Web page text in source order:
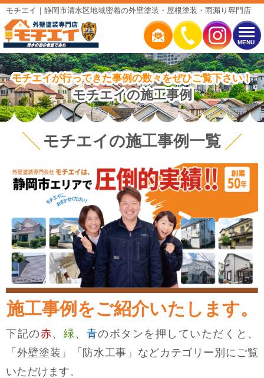
MENU
モチエイ｜静岡市清水区地域密着の外壁塗装・屋根塗装・雨漏り専門店
モチエイが行ってきた事例の数々をぜひご覧下さい！
モチエイの施工事例
モチエイの施工事例一覧
施工事例をご紹介いたします。
下記の赤、 緑 、 青のボタンを押していただくと、
「外壁塗装」「防水工事」などカテゴリー別にご覧
いただけます。